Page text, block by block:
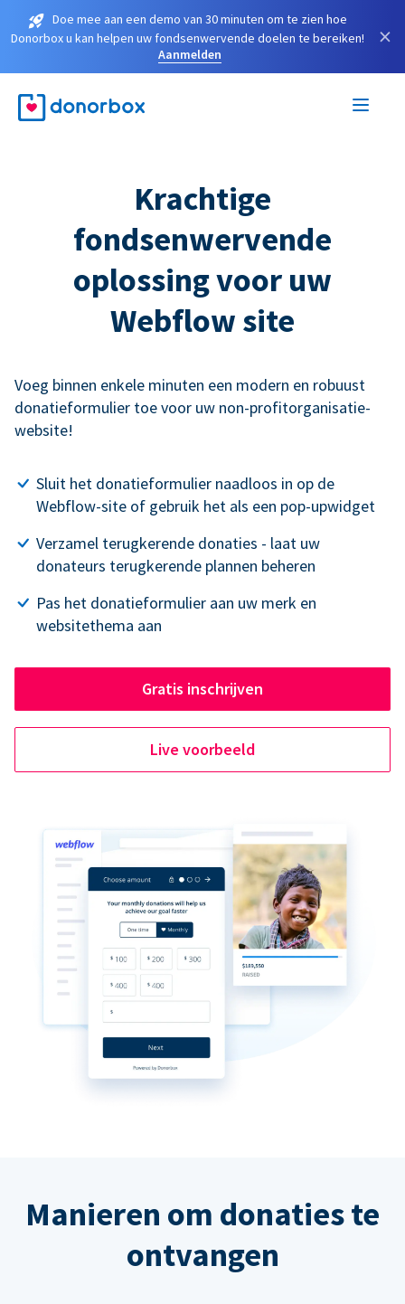
Doe mee aan een demo van 30 minuten om te zien hoe
Donorbox u kan helpen uw fondsenwervende doelen te bereiken!
Aanmelden
×
Krachtige
fondsenwervende
oplossing voor uw
Webflow site
Voeg binnen enkele minuten een modern en robuust
donatieformulier toe voor uw non-profitorganisatie-
website!
Sluit het donatieformulier naadloos in op de
Webflow-site of gebruik het als een pop-upwidget
Verzamel terugkerende donaties - laat uw
donateurs terugkerende plannen beheren
Pas het donatieformulier aan uw merk en
websitethema aan
Gratis inschrijven
Live voorbeeld
Manieren om donaties te
ontvangen